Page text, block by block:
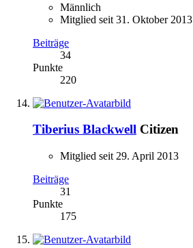
Männlich
Mitglied seit 31. Oktober 2013
Beiträge
34
Punkte
220
Tiberius Blackwell Citizen
Mitglied seit 29. April 2013
Beiträge
31
Punkte
175